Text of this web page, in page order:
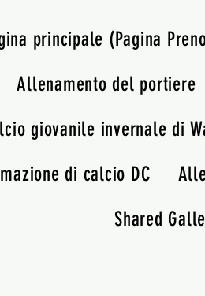
principale (Pagina
Allenamento del portiere
giovanile invernale di
di calcio DC
Shared